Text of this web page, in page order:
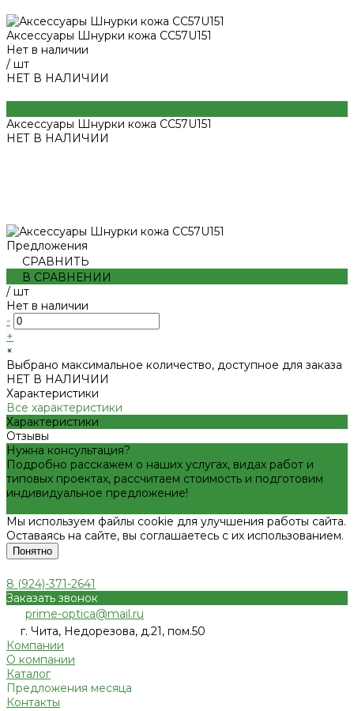
Аксессуары Шнурки кожа CC57U151
Нет в наличии
/ шт
НЕТ В НАЛИЧИИ
Аксессуары Шнурки кожа CC57U151
НЕТ В НАЛИЧИИ
Предложения
СРАВНИТЬ
В СРАВНЕНИИ
/ шт
Нет в наличии
-
+
×
Выбрано максимальное количество, доступное для заказа
НЕТ В НАЛИЧИИ
Характеристики
Все характеристики
Характеристики
Отзывы
Нужна консультация?
Подробно расскажем о наших услугах, видах работ и
типовых проектах, рассчитаем стоимость и подготовим
индивидуальное предложение!
Мы используем файлы cookie для улучшения работы сайта.
Оставаясь на сайте, вы соглашаетесь с их использованием.
Понятно
8 (924)-371-2641
Заказать звонок
prime-optica@mail.ru
г. Чита, Недорезова, д.21, пом.50
Компании
О компании
Каталог
Предложения месяца
Контакты